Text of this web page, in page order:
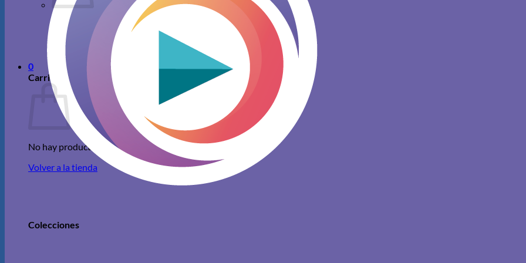
No hay productos en el carrito.
Volver a la tienda
0
Carrito
No hay productos en el carrito.
Volver a la tienda
Colecciones